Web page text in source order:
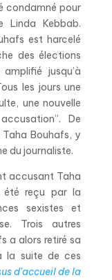
condamné pour
Linda Kebbab.
est harcelé
des élections
jusqu’à
les jours une
une nouvelle
De
Bouhafs, y
du journaliste.
accusant Taha
été reçu par la
sexistes et
Trois autres
a alors retiré sa
la suite de ces
d’accueil de la